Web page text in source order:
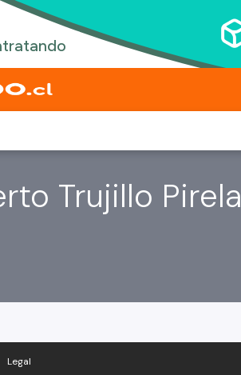
Trujillo Pirela
Legal